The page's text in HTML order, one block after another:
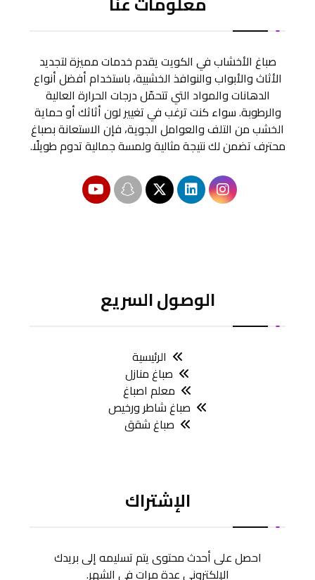
صباغ الأخشاب في الكويت يقدم خدمات مميزة لتجديد
الأثاث والأبواب والنوافذ الخشبية، باستخدام أفضل أنواع
الدهانات والمواد التي تتحمّل درجات الحرارة العالية
والرطوبة. سواء كنت ترغب في تغيير لون أثاثك أو حماية
الخشب من التلف والعوامل الجوية، فإن الاستعانة بصباغ
محترف تضمن لك نتيجة مثالية ولمسة جمالية تدوم طويلًا.
الوصول السريع
الرئيسية
صباغ منازل
معلم اصباغ
صباغ شاطر ورخيص
صباغ شقق
الإشتراك
احصل على أحدث محتوى يتم تسليمه إلى بريدك
الإلكتروني عدة مرات في الشهر.